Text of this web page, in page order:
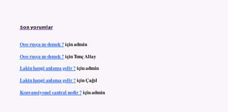
Son yorumlar
Ooo rusça ne demek ?içinadmin
Ooo rusça ne demek ?içinTunç Altay
Lakin hangi anlama gelir ?içinadmin
Lakin hangi anlama gelir ?içinÇağıl
Konvansiyonel santral nedir ?içinadmin